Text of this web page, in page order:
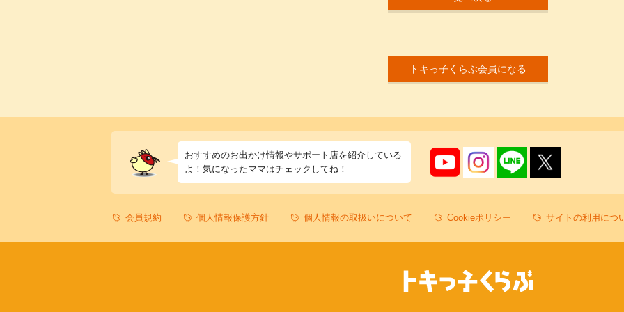
トキっ子くらぶ会員になる
おすすめのお出かけ情報やサポート店を紹介している
よ！気になったママはチェックしてね！
会員規約 個人情報保護方針 個人情報の取扱いについて Cookieポリシー サイトの利用につ